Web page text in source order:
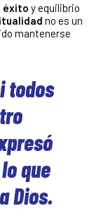
éxito y equilibrio
no es un
mantenerse
todos
que
Dios.